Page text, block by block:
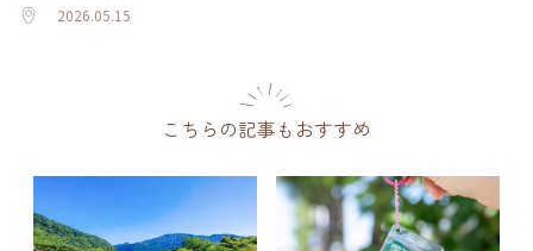
2026.05.15
こちらの記事もおすすめ